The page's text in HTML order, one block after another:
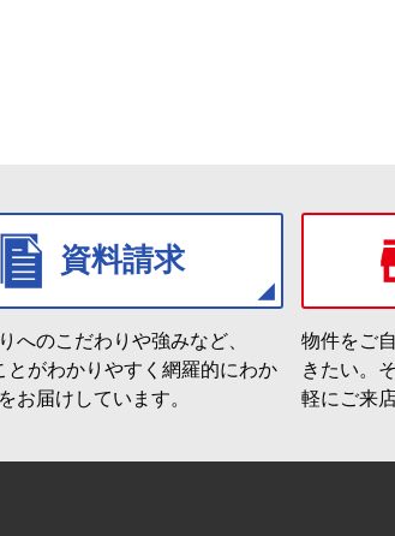
資料請求
へのこだわりや強みなど、
とがわかりやすく網羅的にわか
お届けしています。
物件をご
きたい。
軽にご来